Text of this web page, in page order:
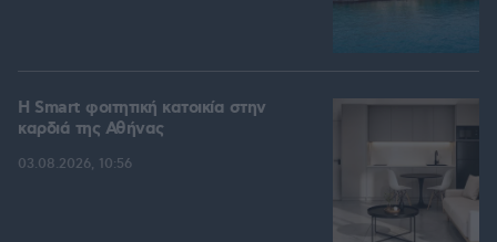
Η Smart φοιτητική κατοικία στην
καρδιά της Αθήνας
03.08.2026, 10:56